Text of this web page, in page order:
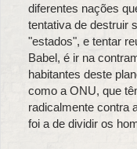
diferentes nações
tentativa de destruir
"estados", e tentar
Babel, é ir na
habitantes deste
como a ONU, que
radicalmente contra
foi a de dividir os